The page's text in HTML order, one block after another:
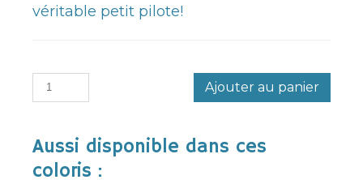
véritable petit pilote!
Ajouter au panier
Aussi disponible dans ces
coloris :